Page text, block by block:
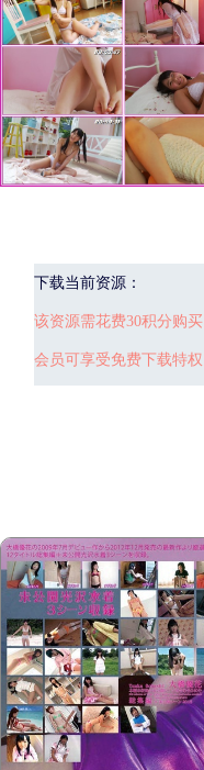
下载当前资源：
该资源需花费30积分购买
会员可享受免费下载特权